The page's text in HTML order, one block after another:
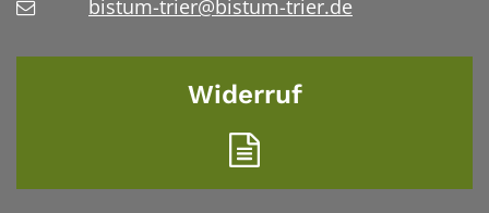
bistum-trier@bistum-trier.de
Widerruf